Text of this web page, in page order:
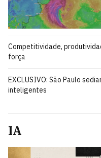
Competitividade,
força
EXCLUSIVO: São Paulo
inteligentes
IA